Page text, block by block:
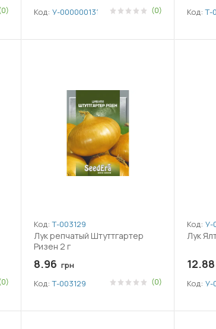
Код: У-0000001314 (0)
Код: Т-
Код: Т-003129
Лук репчатый Штуттгартер
Ризен 2 г
8.96 грн
Код: Т-003129 (0)
Код: У-
Лук
12.88
Код: У-